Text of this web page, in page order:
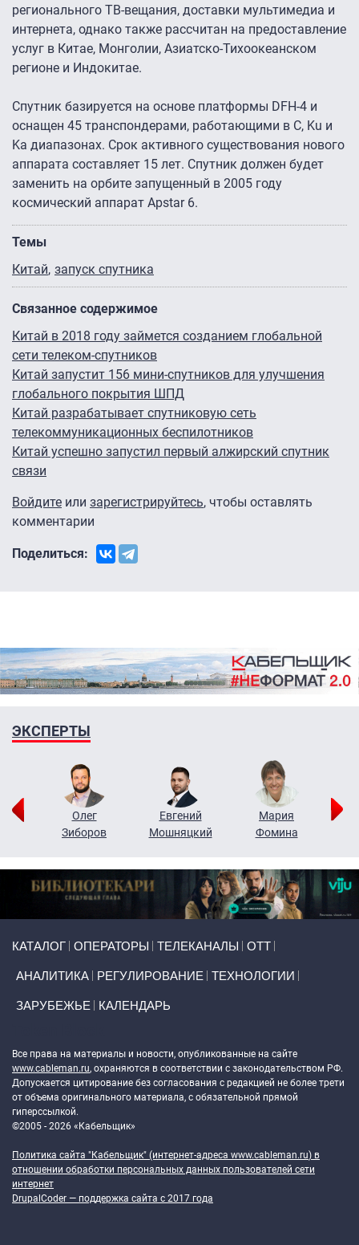
регионального ТВ-вещания, доставки мультимедиа и
интернета, однако также рассчитан на предоставление
услуг в Китае, Монголии, Азиатско-Тихоокеанском
регионе и Индокитае.
Спутник базируется на основе платформы DFH-4 и
оснащен 45 транспондерами, работающими в C, Ku и
Ka диапазонах. Срок активного существования нового
аппарата составляет 15 лет. Спутник должен будет
заменить на орбите запущенный в 2005 году
космический аппарат Apstar 6.
Темы
Китай запуск спутника
Связанное содержимое
Китай в 2018 году займется созданием глобальной
сети телеком-спутников
Китай запустит 156 мини-спутников для улучшения
глобального покрытия ШПД
Китай разрабатывает спутниковую сеть
телекоммуникационных беспилотников
Китай успешно запустил первый алжирский спутник
связи
Войдите или зарегистрируйтесь, чтобы оставлять
комментарии
Поделиться:
ЭКСПЕРТЫ
Олег
Зиборов
Евгений
Мошняцкий
Мария
Фомина
КАТАЛОГ ОПЕРАТОРЫ ТЕЛЕКАНАЛЫ ОТТ
АНАЛИТИКА РЕГУЛИРОВАНИЕ ТЕХНОЛОГИИ
ЗАРУБЕЖЬЕ КАЛЕНДАРЬ
Все права на материалы и новости, опубликованные на сайте
www.cableman.ru, охраняются в соответствии с законодательством РФ.
Допускается цитирование без согласования с редакцией не более трети
от объема оригинального материала, с обязательной прямой
гиперссылкой.
©2005 - 2026 «Кабельщик»
Политика сайта "Кабельщик" (интернет-адреса www.cableman.ru) в
отношении обработки персональных данных пользователей сети
интернет
DrupalCoder — поддержка сайта c 2017 года